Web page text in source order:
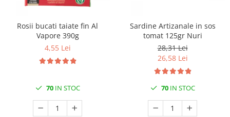
Rosii bucati taiate fin Al
Vapore 390g
4,55 Lei
70IN STOC
Sardine Artizanale in sos
tomat 125gr Nuri
28,31 Lei
26,58 Lei
70IN STOC